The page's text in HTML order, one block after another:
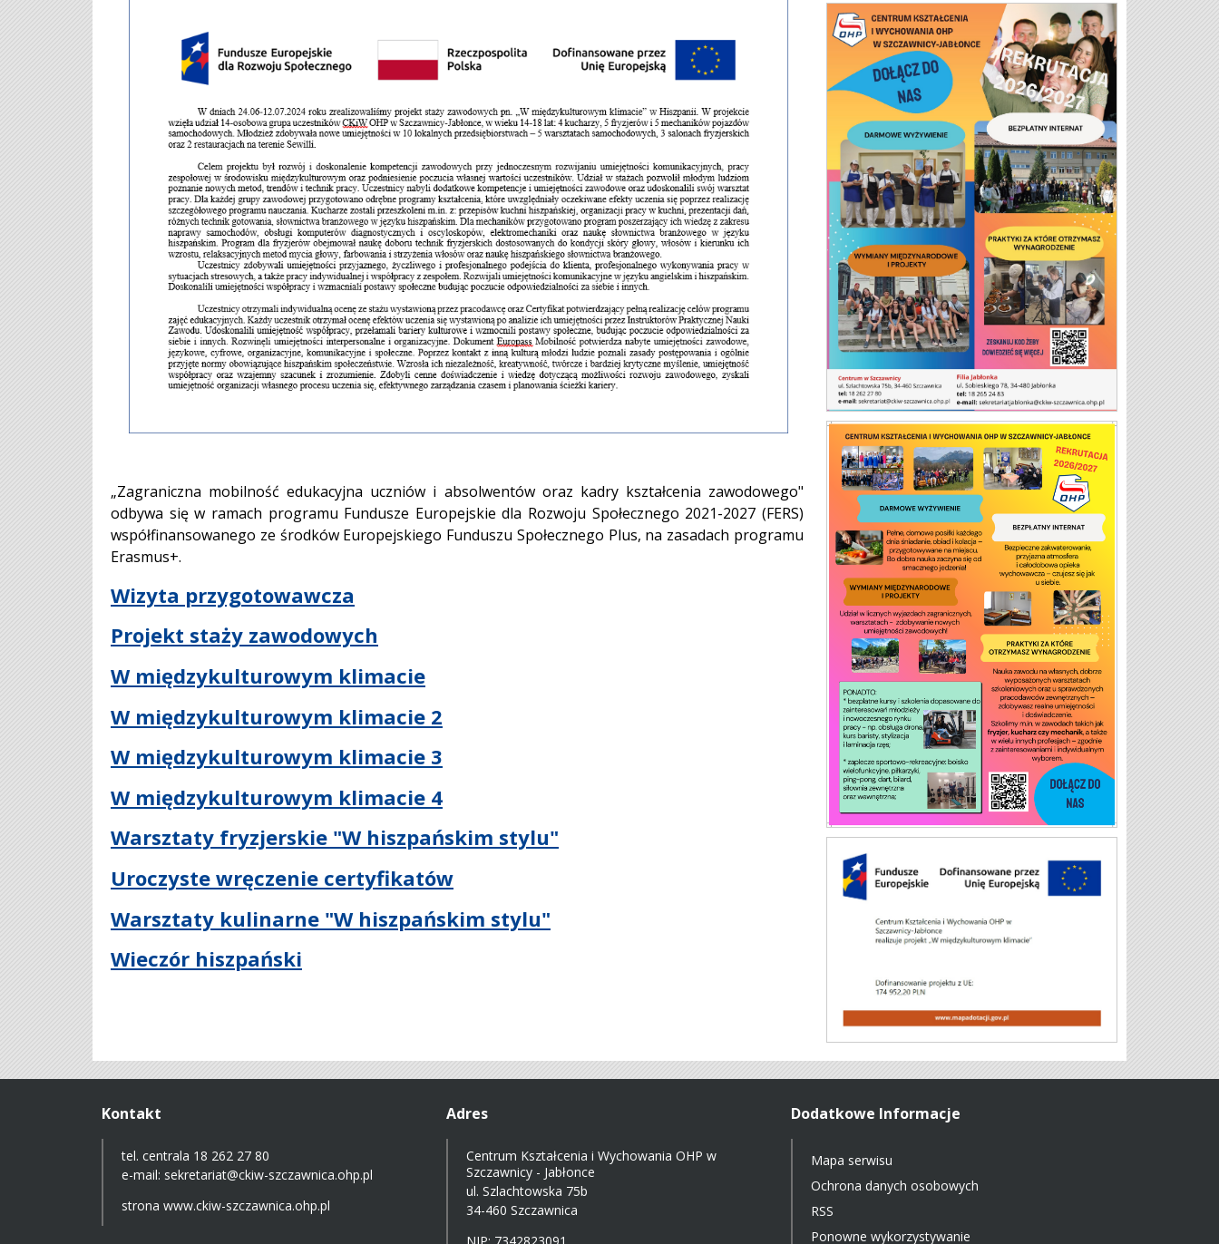
Plakat 26/27
Plakat 26/27 2 strona
„Zagraniczna mobilność edukacyjna uczniów i absolwentów oraz kadry kształcenia zawodowego"
odbywa się w ramach programu Fundusze Europejskie dla Rozwoju Społecznego 2021-2027 (FERS)
współfinansowanego ze środków Europejskiego Funduszu Społecznego Plus, na zasadach programu
Erasmus+.
Wizyta przygotowawcza
Projekt staży zawodowych
W międzykulturowym klimacie
W międzykulturowym klimacie 2
W międzykulturowym klimacie 3
W międzykulturowym klimacie 4
Warsztaty fryzjerskie "W hiszpańskim stylu"
Uroczyste wręczenie certyfikatów
Warsztaty kulinarne "W hiszpańskim stylu"
Wieczór hiszpański
Kontakt
tel. centrala 18 262 27 80
e-mail: sekretariat@ckiw-szczawnica.ohp.pl
strona www.ckiw-szczawnica.ohp.pl
Adres
Centrum Kształcenia i Wychowania OHP w
Szczawnicy - Jabłonce
ul. Szlachtowska 75b
34-460 Szczawnica
Dodatkowe Informacje
Mapa serwisu
Ochrona danych osobowych
RSS
Ponowne wykorzystywanie